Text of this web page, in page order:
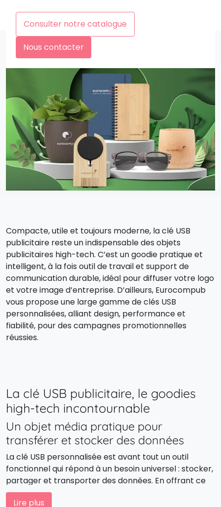
Consulter notre catalogue
Nous contacter
Compacte, utile et toujours moderne, la clé USB
publicitaire reste un indispensable des objets
publicitaires high-tech. C’est un goodie pratique et
intelligent, à la fois outil de travail et support de
communication durable, idéal pour diffuser votre logo
et votre image d’entreprise. D’ailleurs, Eurocompub
vous propose une large gamme de clés USB
personnalisées, alliant design, performance et
fiabilité, pour des campagnes promotionnelles
réussies.
La clé USB publicitaire, le goodies
high-tech incontournable
Un objet média pratique pour
transférer et stocker des données
La clé USB personnalisée est avant tout un outil
fonctionnel qui répond à un besoin universel : stocker,
partager et transporter des données. En offrant ce
cadeau high-tech utile, vous garantissez à votre
marque une présence quotidienne dans la vie
Lire plus